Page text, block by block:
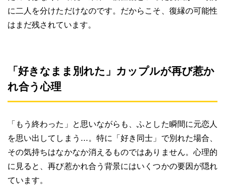
に二人を分けただけなのです。だからこそ、復縁の可能性
はまだ残されています。
「好きなまま別れた」カップルが再び惹か
れ合う心理
「もう終わった」と思いながらも、ふとした瞬間に元恋人
を思い出してしまう…。特に「好き同士」で別れた場合、
その気持ちはなかなか消えるものではありません。心理的
に見ると、再び惹かれ合う背景にはいくつかの要因が隠れ
ています。